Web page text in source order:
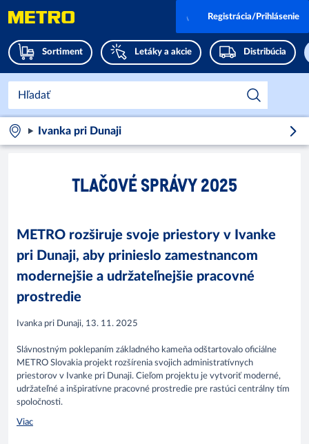
Sortiment Letáky a akcie Distribúcia
Registrácia/Prihlásenie
Ivanka pri Dunaji
TLAČOVÉ SPRÁVY 2025
METRO rozširuje svoje priestory v Ivanke
pri Dunaji, aby prinieslo zamestnancom
modernejšie a udržateľnejšie pracovné
prostredie
Ivanka pri Dunaji, 13. 11. 2025
Slávnostným poklepaním základného kameňa odštartovalo oficiálne
METRO Slovakia projekt rozšírenia svojich administratívnych
priestorov v Ivanke pri Dunaji. Cieľom projektu je vytvoriť moderné,
udržateľné a inšpiratívne pracovné prostredie pre rastúci centrálny tím
spoločnosti.
Viac